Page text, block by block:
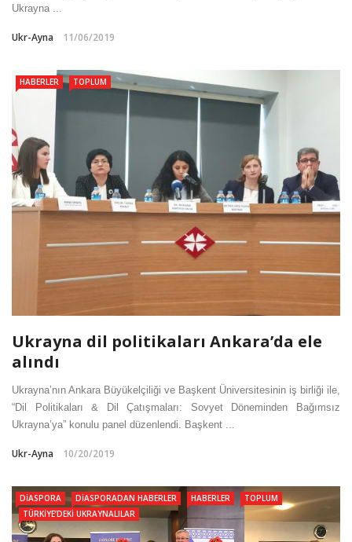
Ukrayna ...
Ukr-Ayna 11/06/2019
HABERLER TOPLUM
Ukrayna dil politikaları Ankara’da ele
alındı
Ukrayna’nın Ankara Büyükelçiliği ve Başkent Üniversitesinin iş birliği ile,
“Dil Politikaları & Dil Çatışmaları: Sovyet Döneminden Bağımsız
Ukrayna’ya” konulu panel düzenlendi. Başkent ...
Ukr-Ayna 10/20/2019
DIASPORA DIASPORADAN HABERLER HABERLER
TOPLUM
TÜRKIYE’DEKI UKRAYNALILAR